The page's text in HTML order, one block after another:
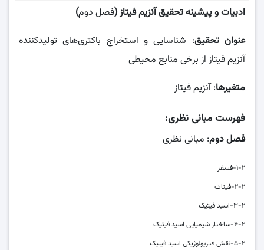
ادبیات و پیشینه تحقیق آنزیم فیتاز (فصل دوم)
عنوان تحقیق: شناسایی و استخراج باکتری‌های تولیدکننده
آنزیم فیتاز از برخی منابع محیطی
متغیرها: آنزیم فیتاز
فهرست مبانی نظری:
فصل دوم: مبانی نظری
۱-۲-فسفر
۲-۲-فیتات
۳-۲-اسید فیتیک
۴-۲-ساختار شیمیایی اسید فیتیک
۵-۲-نقش فیزیولوژیکی اسید فیتیک